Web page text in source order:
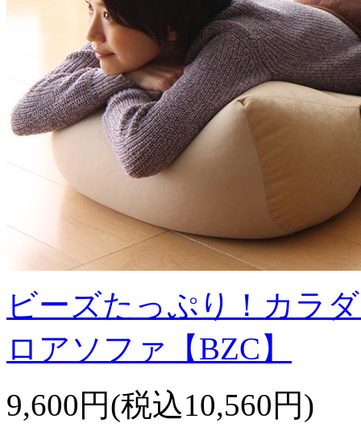
ビーズたっぷり！カラ
ロアソファ【BZC】
9,600円(税込10,560円)